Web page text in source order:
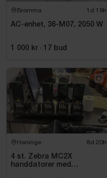
Bromma 1d 19h
AC-enhet, 36-M07, 2050 W
1 000 kr · 17 bud
Haninge 8d 20h
4 st. Zebra MC2X
handdatorer med